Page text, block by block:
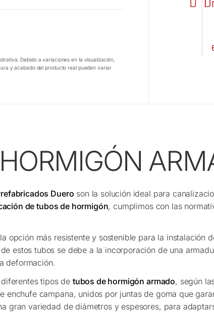
Debido a variaciones en la visualización,
y acabado del producto real pueden variar
Duero son la solución ideal para
de tubos de hormigón, cumplimos con las
opción más resistente y sostenible para la instalación
estos tubos se debe a la incorporación de una
deformación.
tipos de tubos de hormigón armado, según
enchufe campana, unidos por juntas de goma que
gran variedad de diámetros y espesores, para